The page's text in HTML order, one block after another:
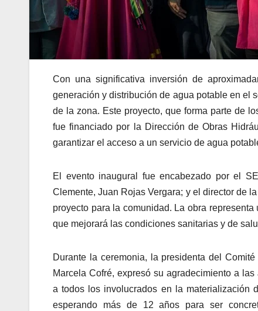
Con una significativa inversión de
generación y distribución de agua potable en el
de la zona. Este proyecto, que forma parte de
fue financiado por la Dirección de Obras
garantizar el acceso a un servicio de agua
El evento inaugural fue encabezado por el
Clemente, Juan Rojas Vergara; y el director de
proyecto para la comunidad. La obra
que mejorará las condiciones sanitarias y de
Durante la ceremonia, la presidenta del
Marcela Cofré, expresó su agradecimiento a
a todos los involucrados en la materialización
esperando más de 12 años para ser